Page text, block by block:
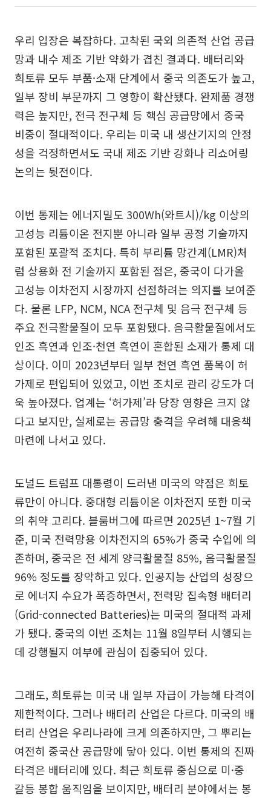
우리 입장은 복잡하다. 고착된 국외 의존적 산업 공급
망과 내수 제조 기반 약화가 겹친 결과다. 배터리와
희토류 모두 부품·소재 단계에서 중국 의존도가 높고,
일부 장비 부문까지 그 영향이 확산됐다. 완제품 경쟁
력은 높지만, 전극 전구체 등 핵심 공급망에서 중국
비중이 절대적이다. 우리는 미국 내 생산기지의 안정
성을 걱정하면서도 국내 제조 기반 강화나 리쇼어링
논의는 뒷전이다.
이번 통제는 에너지밀도 300Wh(와트시)/kg 이상의
고성능 리튬이온 전지뿐 아니라 일부 공정 기술까지
포함된 포괄적 조치다. 특히 부리튬 망간계(LMR)처
럼 상용화 전 기술까지 포함된 점은, 중국이 다가올
고성능 이차전지 시장까지 선점하려는 의지를 보여준
다. 물론 LFP, NCM, NCA 전구체 및 음극 전구체 등
주요 전극활물질이 모두 포함됐다. 음극활물질에서도
인조 흑연과 인조·천연 흑연이 혼합된 소재가 통제 대
상이다. 이미 2023년부터 일부 천연 흑연 품목이 허
가제로 편입되어 있었고, 이번 조치로 관리 강도가 더
욱 높아졌다. 업계는 ‘허가제’라 당장 영향은 크지 않
다고 보지만, 실제로는 공급망 충격을 우려해 대응책
마련에 나서고 있다.
도널드 트럼프 대통령이 드러낸 미국의 약점은 희토
류만이 아니다. 중대형 리튬이온 이차전지 또한 미국
의 취약 고리다. 블룸버그에 따르면 2025년 1~7월 기
준, 미국 전력망용 이차전지의 65%가 중국 수입에 의
존하며, 중국은 전 세계 양극활물질 85%, 음극활물질
96% 정도를 장악하고 있다. 인공지능 산업의 성장으
로 에너지 수요가 폭증하면서, 전력망 집속형 배터리
(Grid-connected Batteries)는 미국의 절대적 과제
가 됐다. 중국의 이번 조처는 11월 8일부터 시행되는
데 강행될지 여부에 관심이 집중되어 있다.
그래도, 희토류는 미국 내 일부 자급이 가능해 타격이
제한적이다. 그러나 배터리 산업은 다르다. 미국의 배
터리 산업은 우리나라에 크게 의존하지만, 그 뿌리는
여전히 중국산 공급망에 닿아 있다. 이번 통제의 진짜
타격은 배터리에 있다. 최근 희토류 중심으로 미·중
갈등 봉합 움직임을 보이지만, 배터리 분야에서는 봉